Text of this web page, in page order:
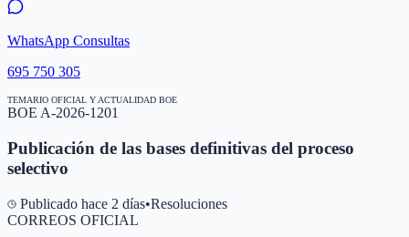
WhatsApp Consultas
695 750 305
TEMARIO OFICIAL Y ACTUALIDAD BOE
BOE A-2026-1201
Publicación de las bases definitivas del proceso
selectivo
Publicado hace 2 días•Resoluciones
CORREOS OFICIAL